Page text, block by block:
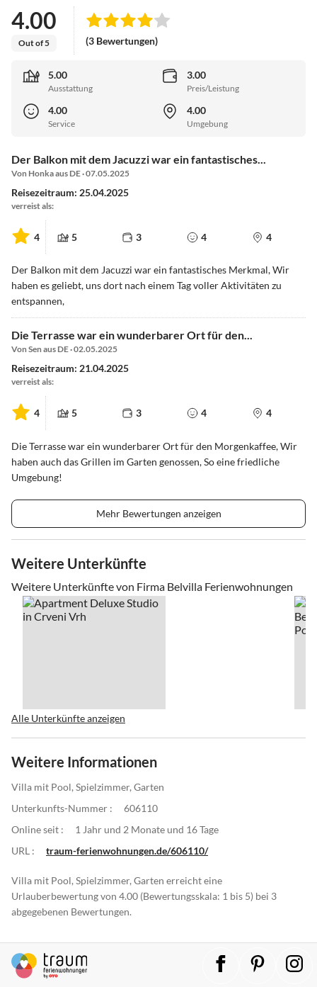
4.00
Out of 5 (3 Bewertungen)
5.00
Ausstattung
3.00
Preis/Leistung
4.00
Service
4.00
Umgebung
Der Balkon mit dem Jacuzzi war ein fantastisches...
Von Honka aus DE · 07.05.2025
Reisezeitraum: 25.04.2025
verreist als:
4 5 3 4 4
Der Balkon mit dem Jacuzzi war ein fantastisches Merkmal, Wir
haben es geliebt, uns dort nach einem Tag voller Aktivitäten zu
entspannen,
Die Terrasse war ein wunderbarer Ort für den...
Von Sen aus DE · 02.05.2025
Reisezeitraum: 21.04.2025
verreist als:
4 5 3 4 4
Die Terrasse war ein wunderbarer Ort für den Morgenkaffee, Wir
haben auch das Grillen im Garten genossen, So eine friedliche
Umgebung!
Mehr Bewertungen anzeigen
Weitere Unterkünfte
Weitere Unterkünfte von Firma Belvilla Ferienwohnungen
Alle Unterkünfte anzeigen
Weitere Informationen
Villa mit Pool, Spielzimmer, Garten
Unterkunfts-Nummer :
606110
Online seit :
1 Jahr und 2 Monate und 16 Tage
URL :
traum-ferienwohnungen.de/606110/
Villa mit Pool, Spielzimmer, Garten erreicht eine
Urlauberbewertung von 4.00 (Bewertungsskala: 1 bis 5) bei 3
abgegebenen Bewertungen.